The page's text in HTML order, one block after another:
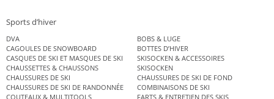
Sports d’hiver
DVA
BOBS & LUGE
CAGOULES DE SNOWBOARD
BOTTES D’HIVER
CASQUES DE SKI ET MASQUES DE SKI
SKISOCKEN & ACCESSOIRES
CHAUSSETTES & CHAUSSONS
SKISOCKEN
CHAUSSURES DE SKI
CHAUSSURES DE SKI DE FOND
CHAUSSURES DE SKI DE RANDONNÉE
COMBINAISONS DE SKI
COUTEAUX & MULTITOOLS
FARTS & ENTRETIEN DES SKIS